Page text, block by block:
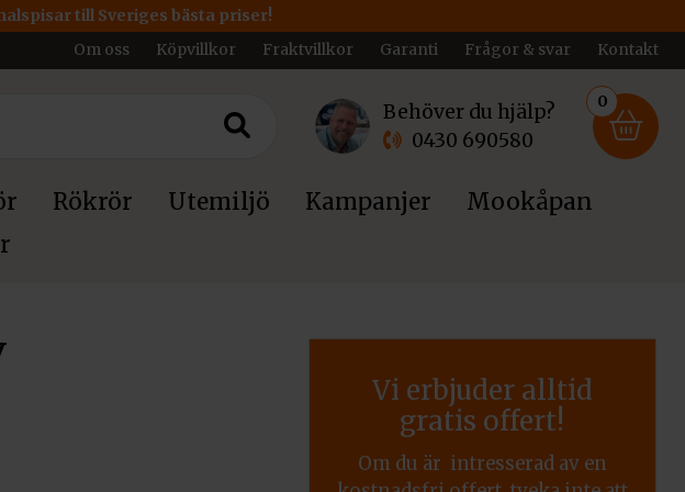
till Sveriges bästa priser!
Om oss Köpvillkor Fraktvillkor Garanti Frågor & svar Kontakt
Behöver du hjälp?
0430 690580
0
Rökrör Utemiljö Kampanjer
Mookåpan
Vi erbjuder alltid
gratis offert!
Om du är intresserad av en